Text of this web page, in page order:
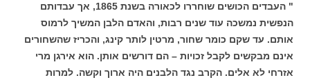
" העבדים הכושים שוחררו לכאורה בשנת 1865, אך עבדותם
הנפשית נמשכה עוד שנים רבות, והאדם הלבן המשיך לרמוס
אותם. עד שקם כומר שחור, מרטין לותר קינג, והכריז שהשחורים
אינם מבקשים לקבל זכויות – הם דורשים אותן. הוא אירגן מרי
אזרחי לא אלים. הקרב נגד הלבנים היה ארוך וקשה. למרות